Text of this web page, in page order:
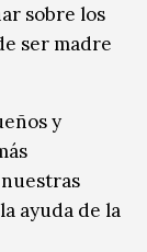
sobre los
ser madre
y
ayuda de la